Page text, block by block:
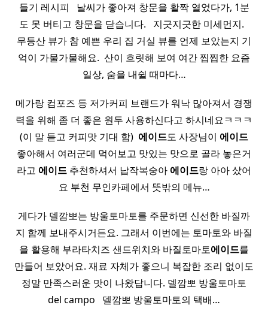
들기 레시피 ​ ​ 날씨가 좋아져 창문을 활짝 열었다가, 1분
도 못 버티고 창문을 닫습니다. ​ ​ 지긋지긋한 미세먼지. ​ ​
무등산 뷰가 참 예쁜 우리 집 거실 뷰를 언제 보았는지 기
억이 가물가물해요. ​ 산이 흐릿해 보여 여간 찝찝한 요즘
일상, 숨을 내쉴 때마다…
메가랑 컴포즈 등 저가커피 브랜드가 워낙 많아져서 경쟁
력을 위해 좀 더 좋은 원두 사용하신다고 하시네요ㅋㅋㅋ
(이 말 듣고 커피맛 기대 함) ​ 에이드도 사장님이 에이드
좋아해서 여러군데 먹어보고 맛있는 맛으로 골라 놓은거
라고 에이드 추천하셔서 납작복숭아 에이드랑 아아 샀어
요 부천 무인카페에서 뜻밖의 메뉴…
게다가 델깜뽀는 방울토마토를 주문하면 신선한 바질까
지 함께 보내주시거든요. 그래서 이번에는 토마토와 바질
을 활용해 부라타치즈 샌드위치와 바질토마토에이드를
만들어 보았어요. 재료 자체가 좋으니 복잡한 조리 없이도
정말 만족스러운 맛이 나왔답니다. 델깜뽀 방울토마토
del campo ​ ​ 델깜뽀 방울토마토의 택배…